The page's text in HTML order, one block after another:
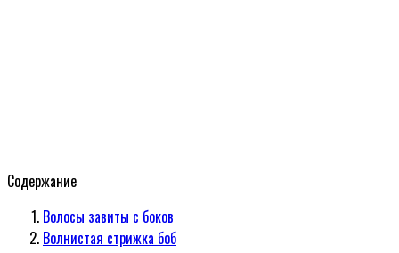
Содержание
Волосы завиты с боков
Волнистая стрижка боб